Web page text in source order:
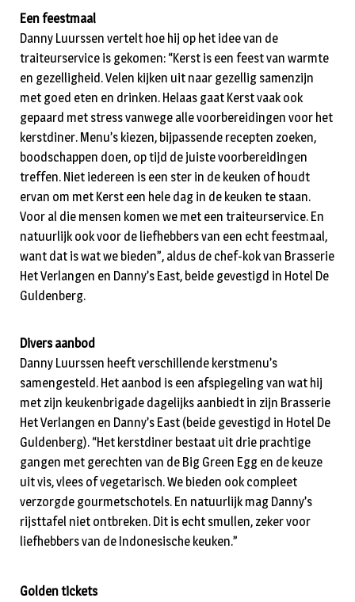
Een feestmaal
Danny Luurssen vertelt hoe hij op het idee van de
traiteurservice is gekomen: “Kerst is een feest van warmte
en gezelligheid. Velen kijken uit naar gezellig samenzijn
met goed eten en drinken. Helaas gaat Kerst vaak ook
gepaard met stress vanwege alle voorbereidingen voor het
kerstdiner. Menu’s kiezen, bijpassende recepten zoeken,
boodschappen doen, op tijd de juiste voorbereidingen
treffen. Niet iedereen is een ster in de keuken of houdt
ervan om met Kerst een hele dag in de keuken te staan.
Voor al die mensen komen we met een traiteurservice. En
natuurlijk ook voor de liefhebbers van een echt feestmaal,
want dat is wat we bieden”, aldus de chef-kok van Brasserie
Het Verlangen en Danny’s East, beide gevestigd in Hotel De
Guldenberg.
Divers aanbod
Danny Luurssen heeft verschillende kerstmenu’s
samengesteld. Het aanbod is een afspiegeling van wat hij
met zijn keukenbrigade dagelijks aanbiedt in zijn Brasserie
Het Verlangen en Danny’s East (beide gevestigd in Hotel De
Guldenberg). “Het kerstdiner bestaat uit drie prachtige
gangen met gerechten van de Big Green Egg en de keuze
uit vis, vlees of vegetarisch. We bieden ook compleet
verzorgde gourmetschotels. En natuurlijk mag Danny’s
rijsttafel niet ontbreken. Dit is echt smullen, zeker voor
liefhebbers van de Indonesische keuken.”
Golden tickets